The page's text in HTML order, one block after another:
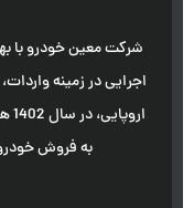
اجرایی در زمینه واردات،
اروپایی،
به فروش خودروهای